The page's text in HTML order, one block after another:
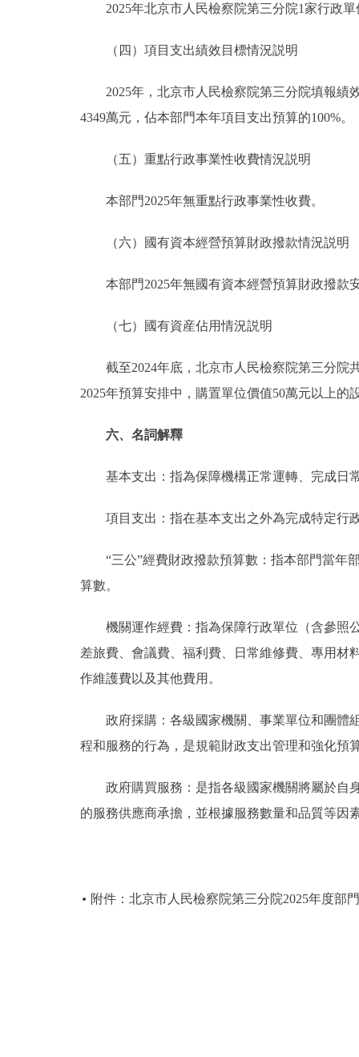
2025年北京市人民檢察院第三分院1家行政單
（四）項目支出績效目標情況説明
2025年，北京市人民檢察院第三分院填報績效
4349萬元，佔本部門本年項目支出預算的100%。
（五）重點行政事業性收費情況説明
本部門2025年無重點行政事業性收費。
（六）國有資本經營預算財政撥款情況説明
本部門2025年無國有資本經營預算財政撥款
（七）國有資産佔用情況説明
截至2024年底，北京市人民檢察院第三分院共
2025年預算安排中，購置單位價值50萬元以上的
六、名詞解釋
基本支出：指為保障機構正常運轉、完成日
項目支出：指在基本支出之外為完成特定行
“三公”經費財政撥款預算數：指本部門當年部
算數。
機關運作經費：指為保障行政單位（含參照公
差旅費、會議費、福利費、日常維修費、專用材
作維護費以及其他費用。
政府採購：各級國家機關、事業單位和團體組
程和服務的行為，是規範財政支出管理和強化預
政府購買服務：是指各級國家機關將屬於自身
的服務供應商承擔，並根據服務數量和品質等因
附件：北京市人民檢察院第三分院2025年度部